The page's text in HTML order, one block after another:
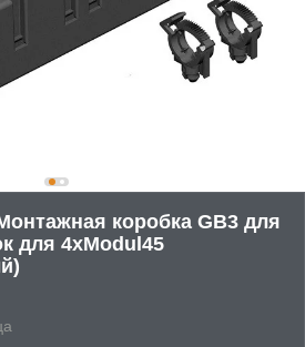
коробка GB3 для
для 4xModul45